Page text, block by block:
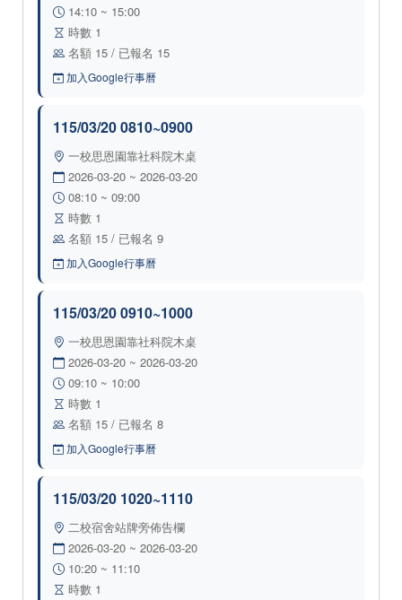
14:10 ~ 15:00
時數 1
名額 15 / 已報名 15
加入Google行事曆
115/03/20 0810~0900
一校思恩園靠社科院木桌
2026-03-20 ~ 2026-03-20
08:10 ~ 09:00
時數 1
名額 15 / 已報名 9
加入Google行事曆
115/03/20 0910~1000
一校思恩園靠社科院木桌
2026-03-20 ~ 2026-03-20
09:10 ~ 10:00
時數 1
名額 15 / 已報名 8
加入Google行事曆
115/03/20 1020~1110
二校宿舍站牌旁佈告欄
2026-03-20 ~ 2026-03-20
10:20 ~ 11:10
時數 1